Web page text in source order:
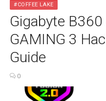
#COFFEE LAKE
Gigabyte B360
GAMING 3
Guide
0